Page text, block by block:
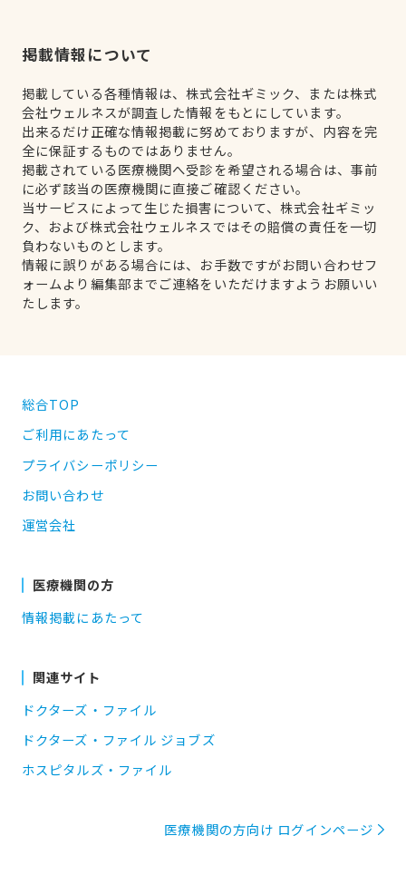
掲載情報について
掲載している各種情報は、株式会社ギミック、または株式
会社ウェルネスが調査した情報をもとにしています。
出来るだけ正確な情報掲載に努めておりますが、内容を完
全に保証するものではありません。
掲載されている医療機関へ受診を希望される場合は、事前
に必ず該当の医療機関に直接ご確認ください。
当サービスによって生じた損害について、株式会社ギミッ
ク、および株式会社ウェルネスではその賠償の責任を一切
負わないものとします。
情報に誤りがある場合には、お手数ですがお問い合わせフ
ォームより編集部までご連絡をいただけますようお願いい
たします。
総合TOP
ご利用にあたって
プライバシーポリシー
お問い合わせ
運営会社
医療機関の方
情報掲載にあたって
関連サイト
ドクターズ・ファイル
ドクターズ・ファイル ジョブズ
ホスピタルズ・ファイル
医療機関の方向け ログインページ